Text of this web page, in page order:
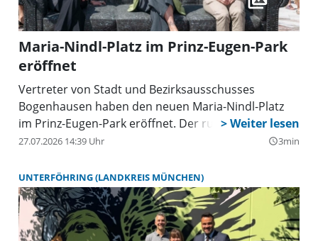
Maria-Nindl-Platz im Prinz-Eugen-Park
eröffnet
Vertreter von Stadt und Bezirksausschusses
Bogenhausen haben den neuen Maria-Nindl-Platz
im Prinz-Eugen-Park eröffnet. Der rund 4.000
Quadratmeter große Platz soll ein zentraler
27.07.2026 14:39 Uhr query_builder3min
UNTERFÖHRING (LANDKREIS MÜNCHEN)